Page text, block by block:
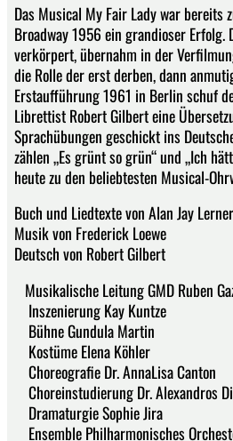
Das Musical My Fair Lady war bereits
Broadway 1956 ein grandioser Erfolg.
verkörpert, übernahm in der
die Rolle der erst derben, dann
Erstaufführung 1961 in Berlin schuf
Librettist Robert Gilbert eine
Sprachübungen geschickt ins
zählen „Es grünt so grün“ und „Ich
heute zu den beliebtesten Musical-
Buch und Liedtexte von Alan Jay Lerner
Musik von Frederick Loewe
Deutsch von Robert Gilbert
Musikalische Leitung GMD Ruben
Inszenierung Kay Kuntze
Bühne Gundula Martin
Kostüme Elena Köhler
Choreografie Dr. AnnaLisa Canton
Choreinstudierung Dr. Alexandros
Dramaturgie Sophie Jira
Ensemble Philharmonisches